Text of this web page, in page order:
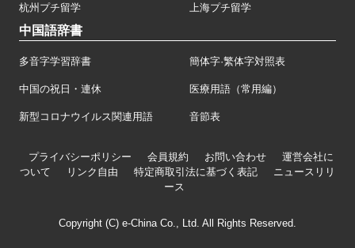
杭州プチ留学 上海プチ留学
中国語辞書
多音字学習辞書 簡体字·繁体字対照表
中国の祝日・連休 医療用語（常用編）
新型コロナウイルス関連用語 音節表
プライバシーポリシー 会員規約 お問い合わせ
運営会社に
ついて
リンク自由 特定商取引法に基づく表記
ニュースリリ
ース
Copyright (C) e-China Co., Ltd. All Rights Reserved.